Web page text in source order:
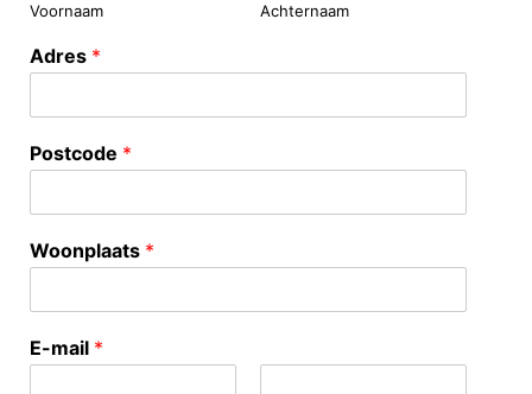
Voornaam Achternaam
Adres *
Postcode *
Woonplaats *
E-mail *